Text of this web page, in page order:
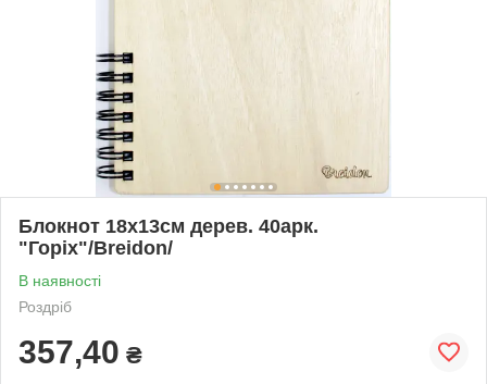
Блокнот 18х13см дерев. 40арк.
"Горіх"/Breidon/
В наявності
Роздріб
357,40 ₴